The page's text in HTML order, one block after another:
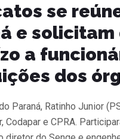
se
e
a
dos
Paraná, Ratinho Junior
Codapar e CPRA.